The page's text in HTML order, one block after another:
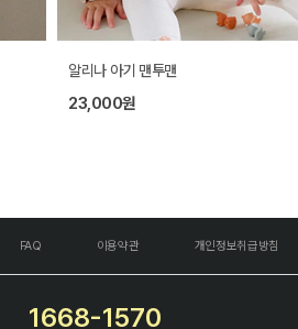
알리나 아기 맨투맨
23,000원
FAQ 이용약관 개인정보취급방침
1668-1570